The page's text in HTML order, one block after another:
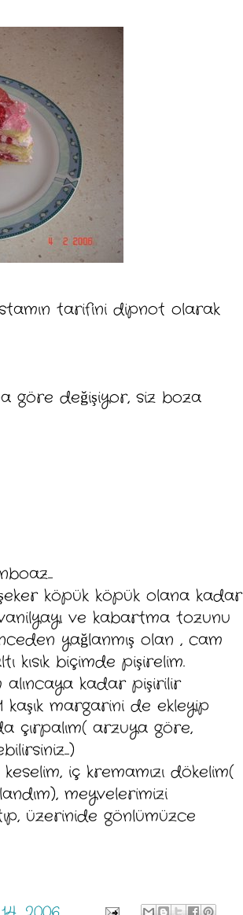
tarifini dipnot olarak
göre değişiyor, siz boza
köpük köpük olana kadar
ve kabartma tozunu
yağlanmış olan , cam
biçimde pişirelim.
alıncaya kadar pişirilir
margarini de ekleyip
çırpalım( arzuya göre,
iç kremamızı dökelim(
meyvelerimizi
üzerinide gönlümüzce